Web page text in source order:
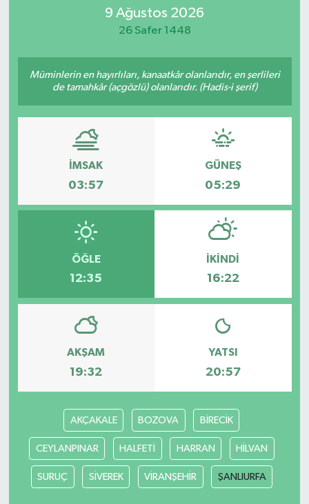
9 Ağustos 2026
26 Safer 1448
Müminlerin en hayırlıları, kanaatkâr olanlarıdır, en şerlileri
de tamahkâr (açgözlü) olanlarıdır. (Hadis-i şerif)
İMSAK
03:57
GÜNEŞ
05:29
ÖĞLE
12:35
İKINDI
16:22
AKŞAM
19:32
YATSI
20:57
AKÇAKALE BOZOVA BİRECİK
CEYLANPINAR HALFETİ HARRAN HİLVAN
SURUÇ SİVEREK VİRANŞEHİR ŞANLIURFA